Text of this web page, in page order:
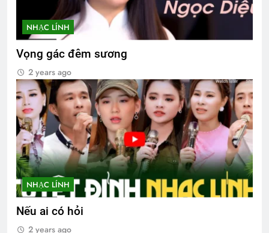
NHẠC LÍNH
Vọng gác đêm sương
2 years ago
NHẠC LÍNH
Nếu ai có hỏi
2 years ago